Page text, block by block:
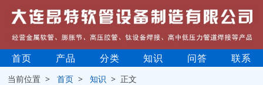
首页 产品 分类 知识 问答 联系
当前位置 >首页 >知识 > 正文